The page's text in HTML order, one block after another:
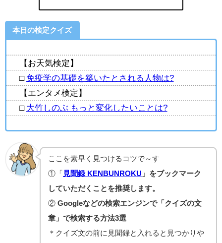
本日の検定クイズ
【お天気検定】
□免疫学の基礎を築いたとされる人物は?
【エンタメ検定】
□ 大竹しのぶ もっと変化したいことは?
ここを素早く見つけるコツで～す
①「 見聞録 KENBUNROKU 」をブックマーク
していただくことを推奨します。
②Googleなどの検索エンジンで「クイズの文
章」で検索する方法3選
＊クイズ文の前に見聞録と入れると見つかりや